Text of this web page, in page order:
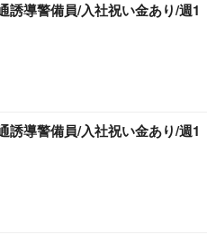
誘導警備員/入社祝い金あり/週1
誘導警備員/入社祝い金あり/週1